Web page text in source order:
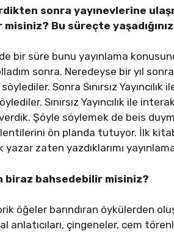
sonra yayınevlerine
Bu süreçte
bir süre bunu yayınlama
sonra. Neredeyse bir yıl
söylediler. Sonra Sınırsız
Sınırsız Yayıncılık ile
Şöyle söylemek de beis
ön planda tutuyor. İlk
yazar zaten yazdıklarımı
biraz bahsedebilir misiniz?
öğeler barındıran öykülerden
anlatıcıları, çingeneler, cem